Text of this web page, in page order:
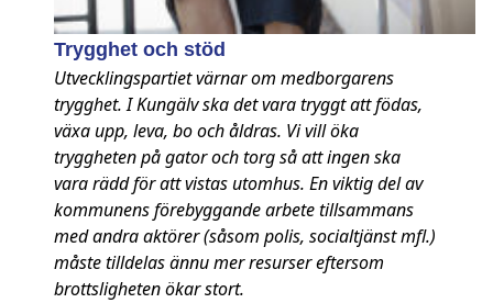
Trygghet och stöd
Utvecklingspartiet värnar om medborgarens
trygghet. I Kungälv ska det vara tryggt att födas,
växa upp, leva, bo och åldras. Vi vill öka
tryggheten på gator och torg så att ingen ska
vara rädd för att vistas utomhus. En viktig del av
kommunens förebyggande arbete tillsammans
med andra aktörer (såsom polis, socialtjänst mfl.)
måste tilldelas ännu mer resurser eftersom
brottsligheten ökar stort.